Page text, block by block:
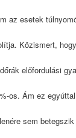
az esetek
Közismert,
előfordulási
os. Ám ez
sem